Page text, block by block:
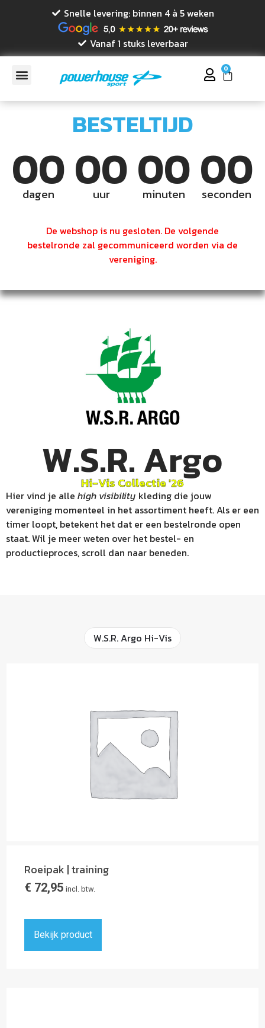
Snelle levering: binnen 4 à 5 weken
Vanaf 1 stuks leverbaar
0
BESTELTIJD
00
dagen 00
uur 00
minuten 00
seconden
De webshop is nu gesloten. De volgende
bestelronde zal gecommuniceerd worden via de
vereniging.
W.S.R. Argo
Hi-Vis Collectie '26
Hier vind je alle high visibility kleding die jouw
vereniging momenteel in het assortiment heeft. Als er een
timer loopt, betekent het dat er een bestelronde open
staat. Wil je meer weten over het bestel- en
productieproces, scroll dan naar beneden.
W.S.R. Argo Hi-Vis
Roeipak | training
€ 72,95 incl. btw.
Bekijk product